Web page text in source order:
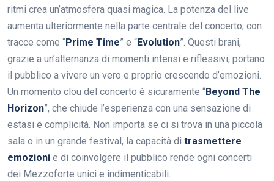
ritmi crea un’atmosfera quasi magica. La potenza del live
aumenta ulteriormente nella parte centrale del concerto, con
tracce come “Prime Time” e “Evolution”. Questi brani,
grazie a un’alternanza di momenti intensi e riflessivi, portano
il pubblico a vivere un vero e proprio crescendo d’emozioni.
Un momento clou del concerto è sicuramente “Beyond The
Horizon”, che chiude l’esperienza con una sensazione di
estasi e complicità. Non importa se ci si trova in una piccola
sala o in un grande festival, la capacità di trasmettere
emozioni e di coinvolgere il pubblico rende ogni concerti
dei Mezzoforte unici e indimenticabili.